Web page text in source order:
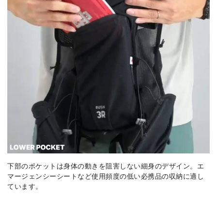
下部のポケットは身体の動きを阻害しない細身のデザイン。エ
マージェンシーシートなど使用頻度の低い必携品の収納に適し
ています。